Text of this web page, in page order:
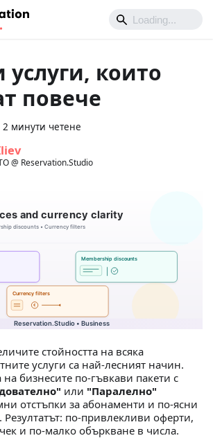
услуги, които
повече
2 минути четене
@ Reservation.Studio
стойността на всяка
услуги са най‑лесният начин.
бизнесите по‑гъвкави пакети с
или "Паралелно"
отстъпки за абонаменти и по‑ясни
Резултатът: по‑привлекливи оферти,
и по‑малко объркване в числа.